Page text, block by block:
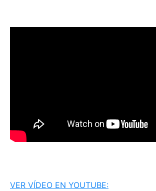
VER VÍDEO EN YOUTUBE: